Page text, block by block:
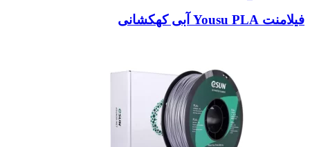
فیلامنت Yousu PLA آبی کهکشانی